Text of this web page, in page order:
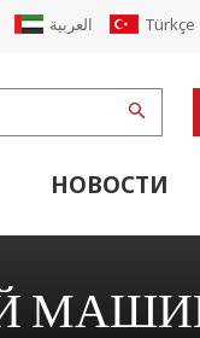
العربية Türkçe
НОВОСТИ